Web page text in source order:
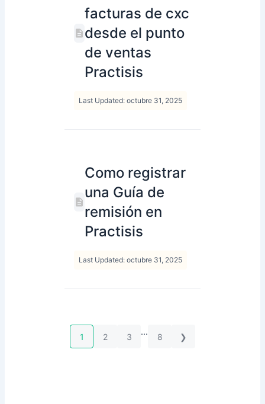
facturas de cxc
desde el punto
de ventas
Practisis
Last Updated: octubre 31, 2025
Como registrar
una Guía de
remisión en
Practisis
Last Updated: octubre 31, 2025
1 2 3 ... 8 ❯